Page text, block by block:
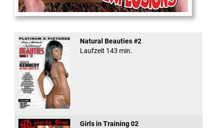
Internal Explosionen
Natural Beauties #2
Laufzeit 143 min.
Girls in Training 02